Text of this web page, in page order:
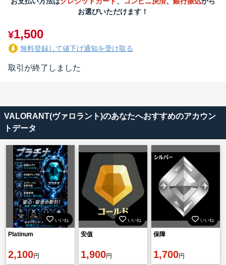
お選びいただけます！
¥1,500
無料登録して値下げ通知を受け取る
取引が終了しました
VALORANT(ヴァロラント)のあなたへおすすめのアカウン
トデータ
いいね
Platinum
2,100円
いいね
安值
1,900円
いいね
保障
1,700円